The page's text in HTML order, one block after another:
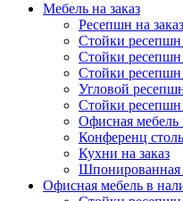
Мебель на заказ
Ресепшн на заказ
Стойки ресепшн
Стойки
Стойки ресепшн
Угловой
Стойки
Офисная мебель
Конференц
Кухни на заказ
Шпонированная
Офисная мебель в